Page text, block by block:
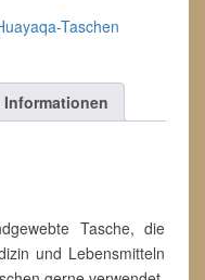
Taschen
Tasche, die
und Lebensmitteln